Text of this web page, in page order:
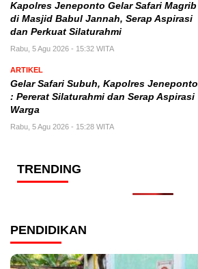
Kapolres Jeneponto Gelar Safari Magrib
di Masjid Babul Jannah, Serap Aspirasi
dan Perkuat Silaturahmi
Rabu, 5 Agu 2026 - 15:32 WITA
ARTIKEL
Gelar Safari Subuh, Kapolres Jeneponto
: Pererat Silaturahmi dan Serap Aspirasi
Warga
Rabu, 5 Agu 2026 - 15:28 WITA
TRENDING
PENDIDIKAN